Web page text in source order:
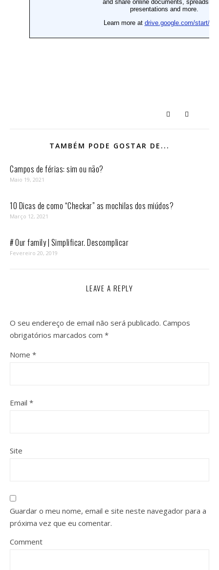
TAMBÉM PODE GOSTAR DE...
Campos de férias: sim ou não?
Maio 19, 2021
10 Dicas de como “Checkar” as mochilas dos miúdos?
Março 12, 2021
# Our family | Simplificar. Descomplicar
Fevereiro 20, 2019
LEAVE A REPLY
O seu endereço de email não será publicado. Campos
obrigatórios marcados com *
Nome *
Email *
Site
Guardar o meu nome, email e site neste navegador para a
próxima vez que eu comentar.
Comment